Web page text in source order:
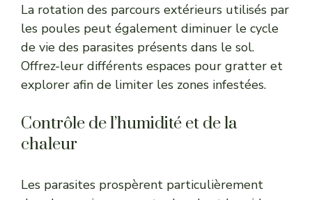
La rotation des parcours extérieurs utilisés par
les poules peut également diminuer le cycle
de vie des parasites présents dans le sol.
Offrez-leur différents espaces pour gratter et
explorer afin de limiter les zones infestées.
Contrôle de l’humidité et de la
chaleur
Les parasites prospèrent particulièrement